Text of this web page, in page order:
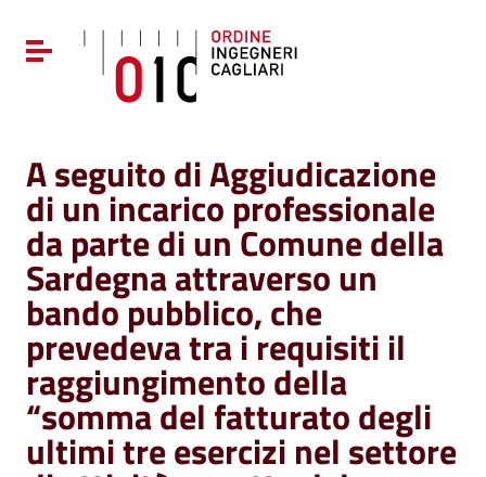
Vai al menu di navigazione
Vai al footer
Attiva / disattiva la navigazione
A seguito di Aggiudicazione
di un incarico professionale
da parte di un Comune della
Sardegna attraverso un
bando pubblico, che
prevedeva tra i requisiti il
raggiungimento della
“somma del fatturato degli
ultimi tre esercizi nel settore